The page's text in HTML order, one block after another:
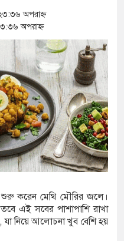
মালিক
গণধর্ষণের
অপরাহ্ন
অপরাহ্ন
শুরু করেন মেথি মৌরির জলে।
এই সবের পাশাপাশি রাখা
যা নিয়ে আলোচনা খুব বেশি হয়